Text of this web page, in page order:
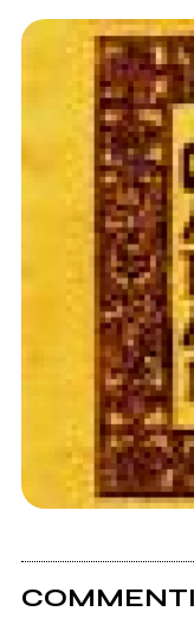
COMMENTI